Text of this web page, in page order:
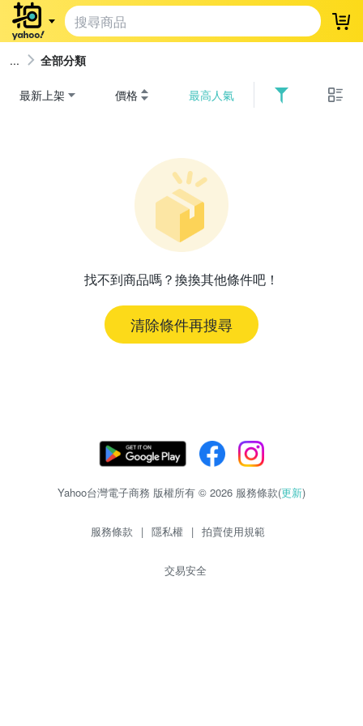
登
全部分類
最新上架 價格 最高人氣
找不到商品嗎？換換其他條件吧！
清除條件再搜尋
Yahoo台灣電子商務 版權所有 © 2026 服務條款(更新)
服務條款 | 隱私權 | 拍賣使用規範
交易安全